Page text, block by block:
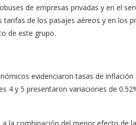
de empresas privadas y en el
de los pasajes aéreos y en los
de este grupo.
evidenciaron tasas de inflación
4 y 5 presentaron variaciones de